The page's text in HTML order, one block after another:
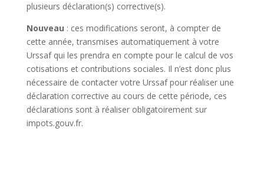
plusieurs déclaration(s) corrective(s).
Nouveau : ces modifications seront, à compter de
cette année, transmises automatiquement à votre
Urssaf qui les prendra en compte pour le calcul de vos
cotisations et contributions sociales. Il n’est donc plus
nécessaire de contacter votre Urssaf pour réaliser une
déclaration corrective au cours de cette période, ces
déclarations sont à réaliser obligatoirement sur
impots.gouv.fr.